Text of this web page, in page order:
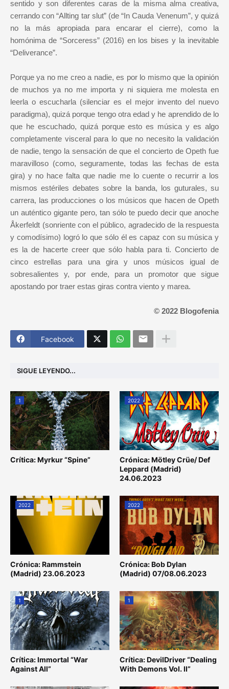
sentido y son diferentes caras de la misma alma creativa,
cerrando con “Allting tar slut” (de “In Cauda Venenum”, y quizá
no la más apropiada para encarar el cierre), como la
homónima de “Sorceress” (2016) en los bises y la inevitable
“Deliverance”.
Porque ya no me creo a nadie, es por lo mismo que la opinión
de muchos ya no me importa y ni siquiera me molesta en
leerla o escucharla (silenciar es el mejor invento del nuevo
paradigma), quizá porque tengo otra edad y he aprendido de lo
que he escuchado, quizá porque esto es música y es algo
completamente visceral para lo que no necesito la validación
de nadie, tengo la sensación de que el concierto de Opeth fue
maravilloso (como, seguramente, todas las fechas de esta
gira) y no hace falta que nadie me lo cuente o recurrir a los
mismos estériles debates sobre la banda, los guturales, su
carrera, las producciones o los músicos que hacen de Opeth
un auténtico gigante pero, tan sólo te puedo decir que anoche
Åkerfeldt (sonriente con el público, agradecido de la respuesta
y comodísimo) logró lo que sólo él es capaz con su música y
es la de hacerte creer que sólo habla para ti. Concierto de
cinco estrellas para una gira y unos músicos igual de
sobresalientes y, por ende, para un promotor que sigue
apostando por traer estas giras contra viento y marea.
© 2022 Blogofenia
Facebook
SIGUE LEYENDO...
1
Crítica: Myrkur “Spine”
2022
Crónica: Mötley Crüe/ Def
Leppard (Madrid)
24.06.2023
2022
Crónica: Rammstein
(Madrid) 23.06.2023
2022
Crónica: Bob Dylan
(Madrid) 07/08.06.2023
1
Crítica: Immortal “War
Against All”
1
Crítica: DevilDriver “Dealing
With Demons Vol. II”